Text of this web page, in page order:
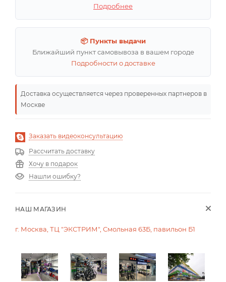
Подробнее
📦 Пункты выдачи
Ближайший пункт самовывоза в вашем городе
Подробности о доставке
Доставка осуществляется через проверенных партнеров в
Москве
Заказать видеоконсультацию
Рассчитать доставку
Хочу в подарок
Нашли ошибку?
НАШ МАГАЗИН
г. Москва, ТЦ "ЭКСТРИМ", Смольная 63Б, павильон Б1